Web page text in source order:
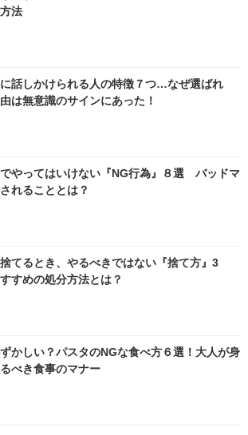
法
話しかけられる人の特徴７つ…なぜ選ばれ
は無意識のサインにあった！
やってはいけない『NG行為』８選 バッドマ
れることとは？
てるとき、やるべきではない『捨て方』3
すめの処分方法とは？
かしい？パスタのNGな食べ方６選！大人が身
べき食事のマナー